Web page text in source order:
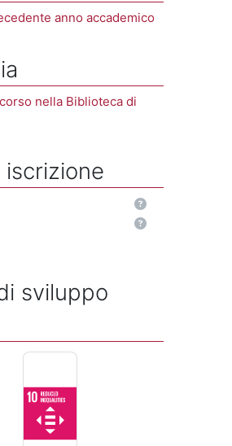
anno accademico
nella Biblioteca di
sviluppo